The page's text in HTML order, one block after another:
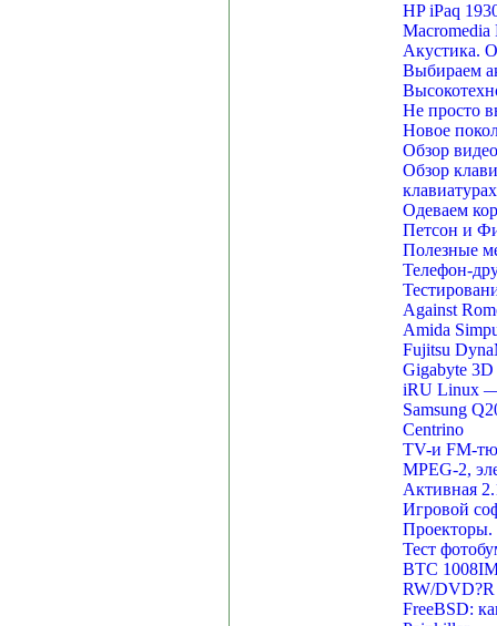
HP iPaq
Macromedia
Акустика.
Выбираем
Не просто
Новое
Обзор
Обзор
клавиатурах
Одеваем
Петсон и
Полезные
Телефон-
Against
Amida
Fujitsu
Gigabyte
iRU Linux
Samsung
Centrino
TV-и FM-
MPEG-2,
Активная
Игровой
Проекторы.
Тест
BTC
RW/DVD?R
FreeBSD: